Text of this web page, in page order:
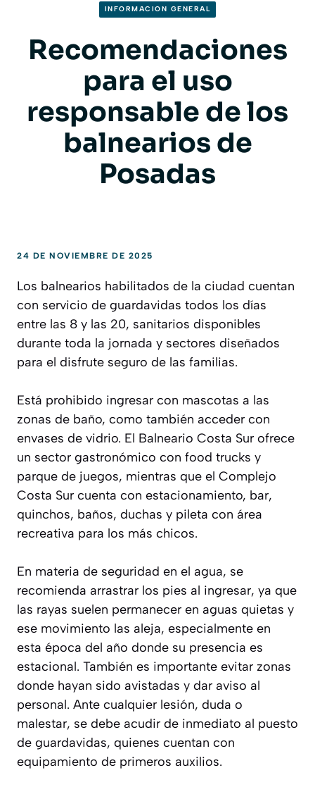
INFORMACION GENERAL
Recomendaciones
para el uso
responsable de los
balnearios de
Posadas
24 DE NOVIEMBRE DE 2025
Los balnearios habilitados de la ciudad cuentan
con servicio de guardavidas todos los días
entre las 8 y las 20, sanitarios disponibles
durante toda la jornada y sectores diseñados
para el disfrute seguro de las familias.
Está prohibido ingresar con mascotas a las
zonas de baño, como también acceder con
envases de vidrio. El Balneario Costa Sur ofrece
un sector gastronómico con food trucks y
parque de juegos, mientras que el Complejo
Costa Sur cuenta con estacionamiento, bar,
quinchos, baños, duchas y pileta con área
recreativa para los más chicos.
En materia de seguridad en el agua, se
recomienda arrastrar los pies al ingresar, ya que
las rayas suelen permanecer en aguas quietas y
ese movimiento las aleja, especialmente en
esta época del año donde su presencia es
estacional. También es importante evitar zonas
donde hayan sido avistadas y dar aviso al
personal. Ante cualquier lesión, duda o
malestar, se debe acudir de inmediato al puesto
de guardavidas, quienes cuentan con
equipamiento de primeros auxilios.